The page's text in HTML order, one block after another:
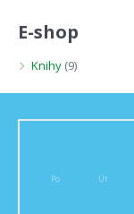
E-shop
Knihy (9)
Po Út